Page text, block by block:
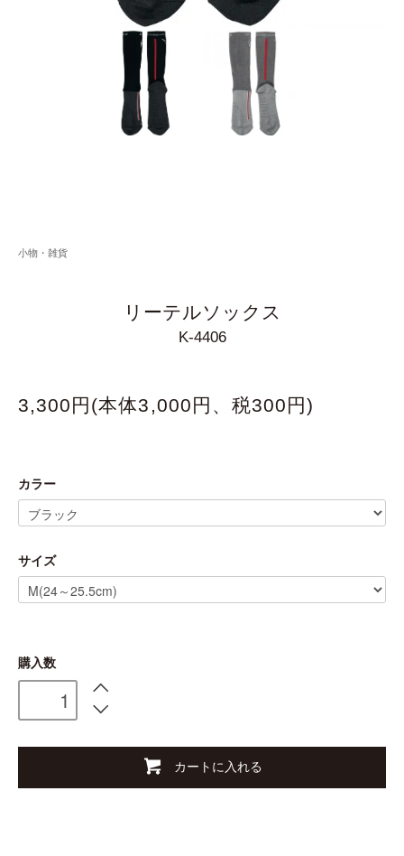
小物・雑貨
リーテルソックス
K-4406
3,300円(本体3,000円、税300円)
カラー
サイズ
購入数
カートに入れる